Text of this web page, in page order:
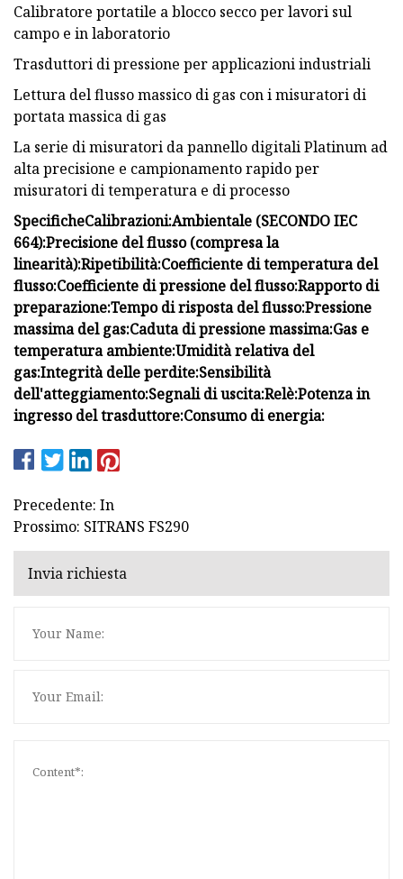
Calibratore portatile a blocco secco per lavori sul
campo e in laboratorio
Trasduttori di pressione per applicazioni industriali
Lettura del flusso massico di gas con i misuratori di
portata massica di gas
La serie di misuratori da pannello digitali Platinum ad
alta precisione e campionamento rapido per
misuratori di temperatura e di processo
SpecificheCalibrazioni:Ambientale (SECONDO IEC
664):Precisione del flusso (compresa la
linearità):Ripetibilità:Coefficiente di temperatura del
flusso:Coefficiente di pressione del flusso:Rapporto di
preparazione:Tempo di risposta del flusso:Pressione
massima del gas:Caduta di pressione massima:Gas e
temperatura ambiente:Umidità relativa del
gas:Integrità delle perdite:Sensibilità
dell'atteggiamento:Segnali di uscita:Relè:Potenza in
ingresso del trasduttore:Consumo di energia:
Precedente: In
Prossimo: SITRANS FS290
Invia richiesta